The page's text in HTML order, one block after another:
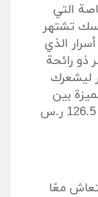
التي
تشتهر
الذي
ذو رائحة
ليشعرك
بين
الجميع، يمكنك الحصول عليه الآن بسعر 126.5 ر.س
معًا